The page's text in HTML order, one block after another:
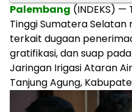
Palembang (INDEKS) —
Tinggi Sumatera
terkait dugaan
gratifikasi, dan suap
Jaringan Irigasi Ataran
Tanjung Agung,